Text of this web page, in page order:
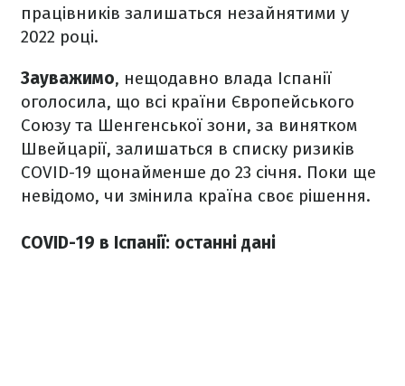
працівників залишаться незайнятими у
2022 році.
Зауважимо, нещодавно влада Іспанії
оголосила, що всі країни Європейського
Союзу та Шенгенської зони, за винятком
Швейцарії, залишаться в списку ризиків
COVID-19 щонайменше до 23 січня. Поки ще
невідомо, чи змінила країна своє рішення.
COVID-19 в Іспанії: останні дані